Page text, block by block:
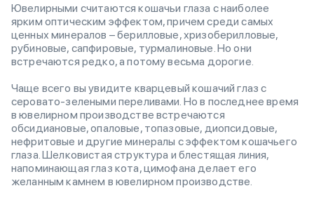
Ювелирными считаются кошачьи глаза с наиболее
ярким оптическим эффектом, причем среди самых
ценных минералов – берилловые, хризоберилловые,
рубиновые, сапфировые, турмалиновые. Но они
встречаются редко, а потому весьма дорогие.
Чаще всего вы увидите кварцевый кошачий глаз с
серовато-зелеными переливами. Но в последнее время
в ювелирном производстве встречаются
обсидиановые, опаловые, топазовые, диопсидовые,
нефритовые и другие минералы с эффектом кошачьего
глаза. Шелковистая структура и блестящая линия,
напоминающая глаз кота, цимофана делает его
желанным камнем в ювелирном производстве.